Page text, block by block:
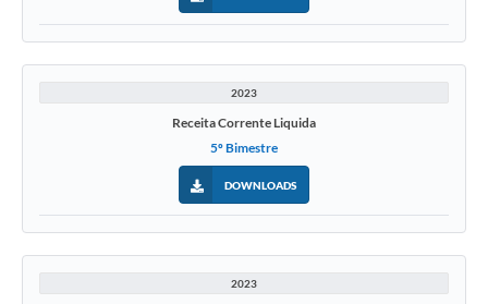
2023
Receita Corrente Liquida
5º Bimestre
DOWNLOADS
2023